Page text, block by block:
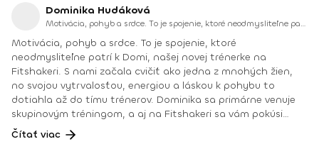
Dominika Hudáková
Motivácia, pohyb a srdce. To je spojenie, ktoré neodmysliteľne patrí k Domi, našej novej trénerke na Fitshakeri.
Motivácia, pohyb a srdce. To je spojenie, ktoré
neodmysliteľne patrí k Domi, našej novej trénerke na
Fitshakeri. S nami začala cvičiť ako jedna z mnohých žien,
no svojou vytrvalosťou, energiou a láskou k pohybu to
dotiahla až do tímu trénerov. Dominika sa primárne venuje
skupinovým tréningom, a aj na Fitshakeri sa vám pokúsi
priniesť domov pozitívnu energiu, radosť z pohybu a
motiváciu nevzdať sa. Jej cvičenia sú zamerané na kardio,
Čítať viac